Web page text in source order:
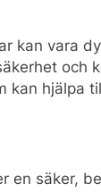
kan vara
och
kan hjälpa
en säker,